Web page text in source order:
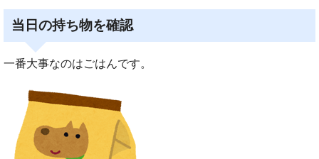
当日の持ち物を確認
一番大事なのはごはんです。